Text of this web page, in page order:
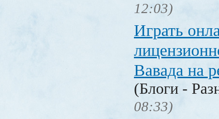
12:03)
Играть
Вавада на
(Блоги -
08:33)